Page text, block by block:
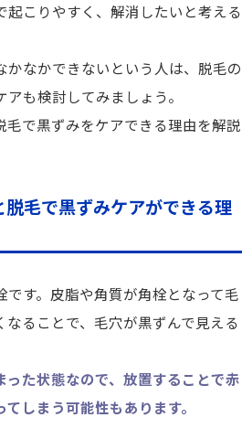
こりやすく、解消したいと考える
なかできないという人は、脱毛の
も検討してみましょう。
で黒ずみをケアできる理由を解説
毛で黒ずみケアができる理
す。皮脂や角質が角栓となって毛
ることで、毛穴が黒ずんで見える
った状態なので、放置することで赤
しまう可能性もあります。